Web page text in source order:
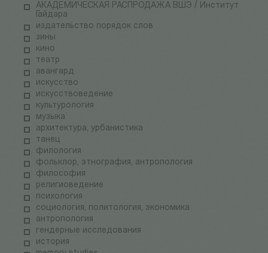
АКАДЕМИЧЕСКАЯ РАСПРОДАЖА ВШЭ / Институт
Гайдара
издательство порядок слов
зины
кино
театр
авангард
искусство
искусствоведение
культурология
музыка
архитектура, урбанистика
танец
филология
фольклор, этнография, антропология
философия
религиоведение
психология
социология, политология, экономика
антропология
гендерные исследования
история